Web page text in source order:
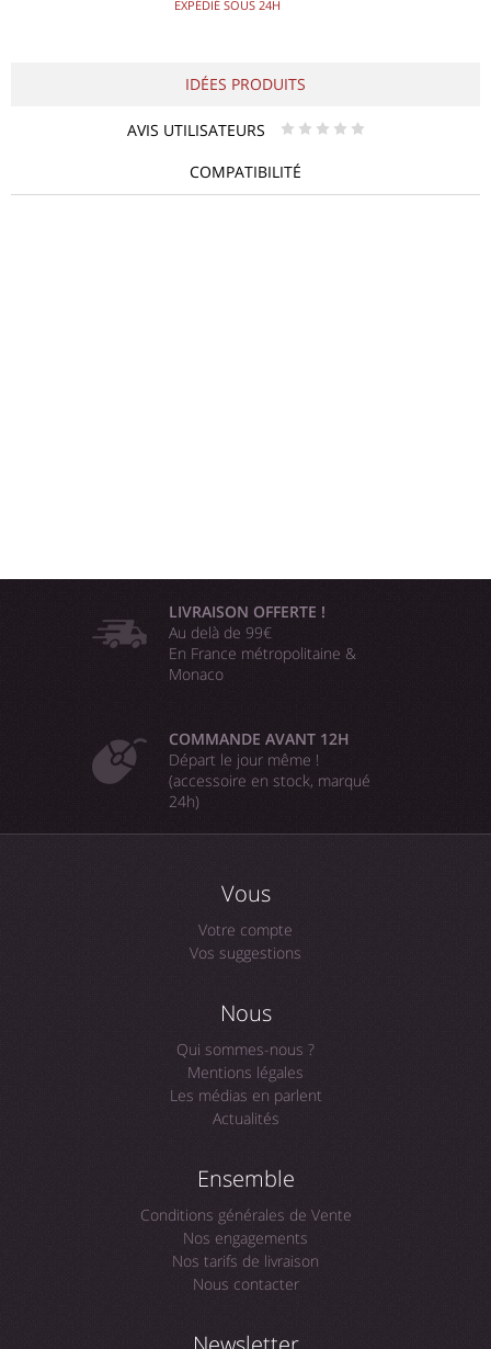
EXPÉDIÉ SOUS 24H
IDÉES PRODUITS
AVIS UTILISATEURS * * * * *
COMPATIBILITÉ
LIVRAISON OFFERTE !
Au delà de 99€
En France métropolitaine &
Monaco
COMMANDE AVANT 12H
Départ le jour même !
(accessoire en stock, marqué
24h)
Vous
Votre compte
Vos suggestions
Nous
Qui sommes-nous ?
Mentions légales
Les médias en parlent
Actualités
Ensemble
Conditions générales de Vente
Nos engagements
Nos tarifs de livraison
Nous contacter